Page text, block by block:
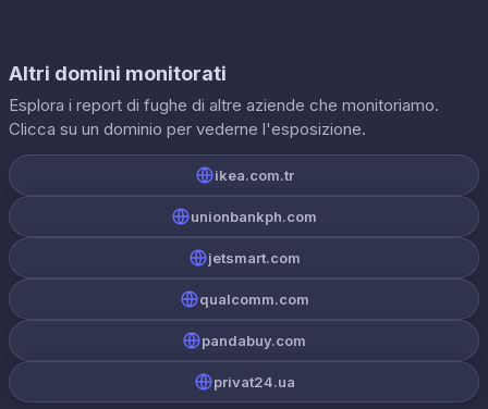
Altri domini monitorati
Esplora i report di fughe di altre aziende che monitoriamo.
Clicca su un dominio per vederne l'esposizione.
ikea.com.tr
unionbankph.com
jetsmart.com
qualcomm.com
pandabuy.com
privat24.ua